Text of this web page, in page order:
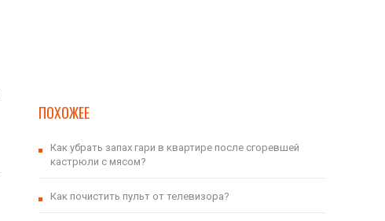
ПОХОЖЕЕ
Как убрать запах гари в квартире после сгоревшей
кастрюли с мясом?
Как почистить пульт от телевизора?